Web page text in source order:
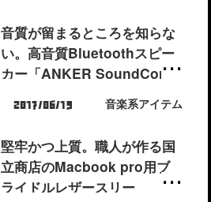
音質が留まるところを知らな
い。高音質Bluetoothスピー
カー「ANKER SoundCore
2017/06/19 音楽系アイテム
堅牢かつ上質。職人が作る国
立商店のMacbook pro用ブ
ライドルレザースリー